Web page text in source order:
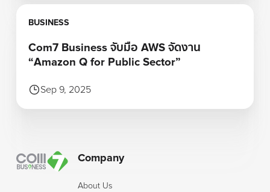
BUSINESS
Com7 Business จับมือ AWS จัดงาน
“Amazon Q for Public Sector”
Sep 9, 2025
Company
About Us